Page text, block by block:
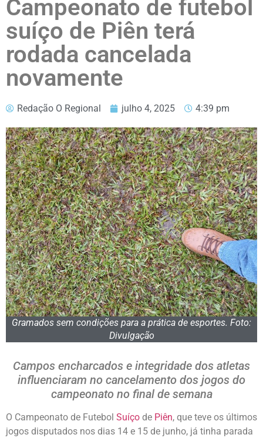
Campeonato de futebol
suíço de Piên terá
rodada cancelada
novamente
Redação O Regional julho 4, 2025 4:39 pm
Gramados sem condições para a prática de esportes. Foto:
Divulgação
Campos encharcados e integridade dos atletas
influenciaram no cancelamento dos jogos do
campeonato no final de semana
O Campeonato de Futebol Suíço de Piên, que teve os últimos
jogos disputados nos dias 14 e 15 de junho, já tinha parada